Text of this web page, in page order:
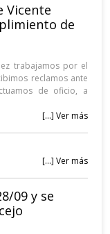
Vicente
de
trabajamos por el
reclamos ante
de oficio, a
[...] Ver más
[...] Ver más
09 y se